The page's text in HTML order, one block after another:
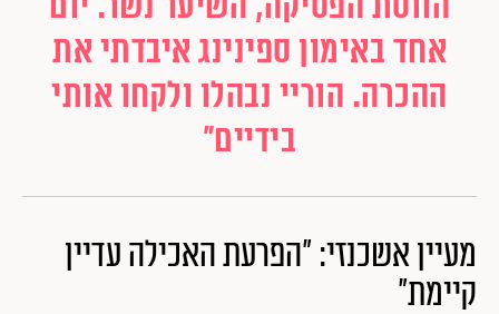
אחד באימון ספינינג איבדתי את
ההכרה. הוריי נבהלו ולקחו אותי
בידיים"
מעיין אשכנזי: "הפרעת האכילה עדיין
קיימת"